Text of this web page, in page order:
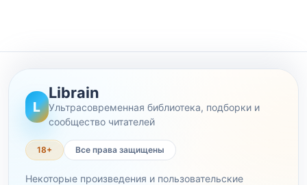
L
Librain
Ультрасовременная библиотека, подборки и
сообщество читателей
18+ Все права защищены
Некоторые произведения и пользовательские